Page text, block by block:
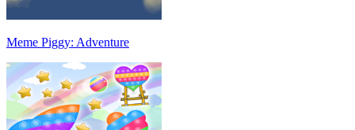
Meme Piggy: Adventure